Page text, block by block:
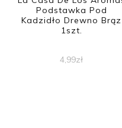
Podstawka Pod
Kadzidło Drewno Brąz
1szt.
4,99zł